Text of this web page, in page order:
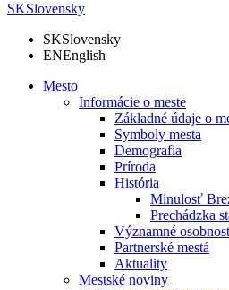
SKSlovensky
SKSlovensky
ENEnglish
Mesto
Informácie o meste
Základné údaje o
Symboly mesta
Demografia
Príroda
História
Minulosť
Prechádzka
Významné
Partnerské mestá
Aktuality
Mestské noviny